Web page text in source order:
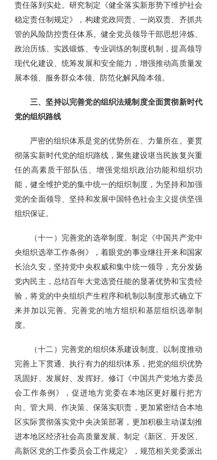
责任落到实处。研究制定《健全落实新形势下维护社会
稳定责任制规定》，构建党政同责、一岗双责、齐抓共
管的风险防控责任体系。健全党员领导干部思想淬炼、
政治历练、实践锻炼、专业训练的制度机制，提高领导
现代化建设、统筹发展和安全能力，增强推动高质量发
展本领、服务群众本领、防范化解风险本领。
三、坚持以完善党的组织法规制度全面贯彻新时代
党的组织路线
严密的组织体系是党的优势所在、力量所在。要贯
彻落实新时代党的组织路线，聚焦建设堪当民族复兴重
任的高素质干部队伍、增强党组织政治功能和组织功
能，健全维护党的集中统一的组织制度，为坚持和加强
党的全面领导、坚持和发展中国特色社会主义提供坚强
组织保证。
（十一）完善党的选举制度。制定《中国共产党中
央组织选举工作条例》，着眼党的事业继往开来和国家
长治久安，坚持党中央权威和集中统一领导，充分发扬
党内民主，总结百年大党选贤任能的显著优势和宝贵经
验，将党的中央组织产生程序和机制以制度形式确立下
来并加以完善。完善党的地方组织和基层组织选举制
度。
（十二）完善党的组织体系建设制度。以制度推动
完善上下贯通、执行有力的组织体系，把党的组织优势
巩固好、发展好、发挥好。修订《中国共产党地方委员
会工作条例》，促进地方党委在本地区更好履行把方
向、管大局、作决策、保落实职责，更加紧密结合本地
区实际贯彻落实党中央决策部署，更加积极主动谋划推
进本地区经济社会高质量发展。制定《新区、开发区、
高新区党的工作委员会工作规定》，规范相关党委派出